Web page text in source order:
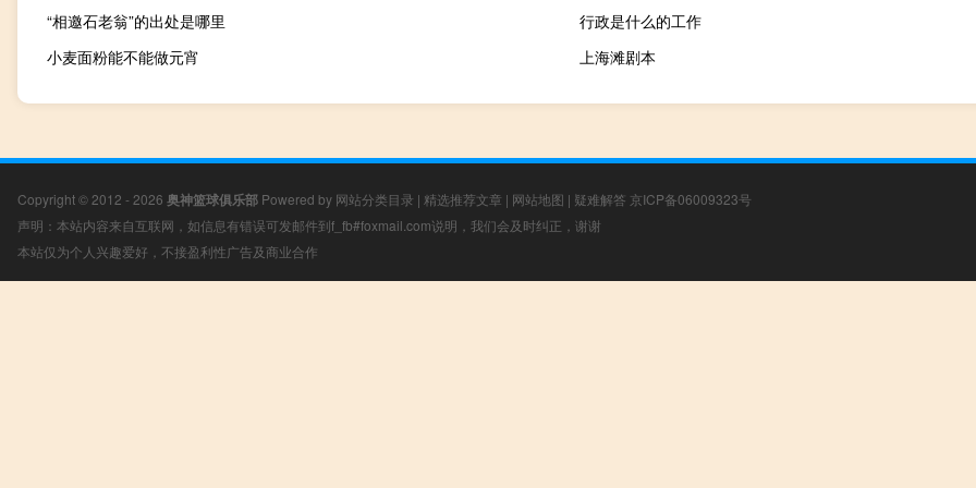
“相邀石老翁”的出处是哪里
行政是什么的工作
小麦面粉能不能做元宵
上海滩剧本
Copyright © 2012 - 2026 奥神篮球俱乐部 Powered by 网站分类目录 | 精选推荐文章 | 网站地图 | 疑难解答 京ICP备06009323号
声明：本站内容来自互联网，如信息有错误可发邮件到f_fb#foxmail.com说明，我们会及时纠正，谢谢
本站仅为个人兴趣爱好，不接盈利性广告及商业合作